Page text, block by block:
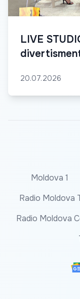
LIVE
20.07.2026
Moldova 1
Radio Moldova
Radio Moldova